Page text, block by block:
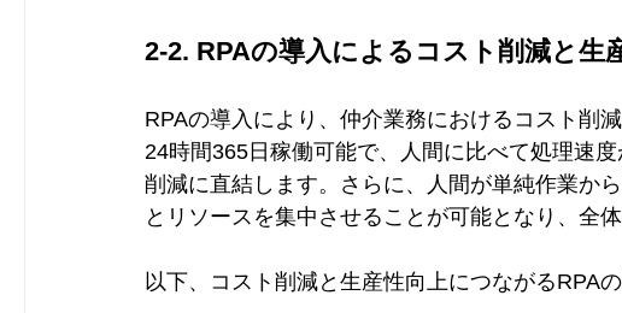
2-2. RPAの導入によるコスト削減と生
RPAの導入により、仲介業務におけるコスト削
24時間365日稼働可能で、人間に比べて処理速
削減に直結します。さらに、人間が単純作業か
とリソースを集中させることが可能となり、全
以下、コスト削減と生産性向上につながるRPA